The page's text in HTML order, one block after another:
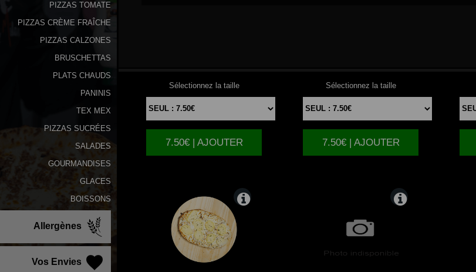
PIZZAS TOMATE
PIZZAS CRÈME FRAÎCHE
PIZZAS CALZONES
BRUSCHETTAS
PLATS CHAUDS
PANINIS
TEX MEX
PIZZAS SUCRÉES
SALADES
GOURMANDISES
GLACES
BOISSONS
Allergènes
Vos Envies
Sélectionnez la taille
7.50€ | AJOUTER
Sélectionnez la taille
7.50€ | AJOUTER